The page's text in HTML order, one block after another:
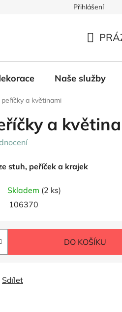
Přihlášení
KOŠÍK
Naše služby
a květinami
a
stuh, peříček a krajek
Skladem (2 ks)
106370
DO KOŠÍKU
Sdílet